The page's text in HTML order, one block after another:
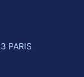
PARIS